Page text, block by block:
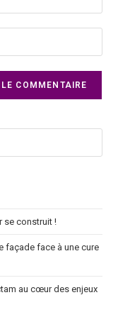
se construit !
façade face à une cure
au cœur des enjeux